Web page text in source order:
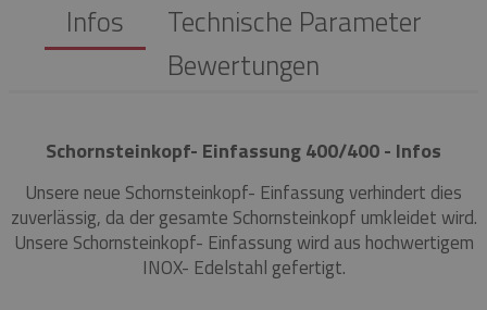
Infos
Technische Parameter
Bewertungen
Schornsteinkopf- Einfassung 400/400 - Infos
Unsere neue Schornsteinkopf- Einfassung verhindert dies
zuverlässig, da der gesamte Schornsteinkopf umkleidet wird.
Unsere Schornsteinkopf- Einfassung wird aus hochwertigem
INOX- Edelstahl gefertigt.